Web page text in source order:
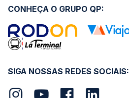
SIGA NOSSAS REDES SOCIAIS:
CONHEÇA O GRUPO QP: